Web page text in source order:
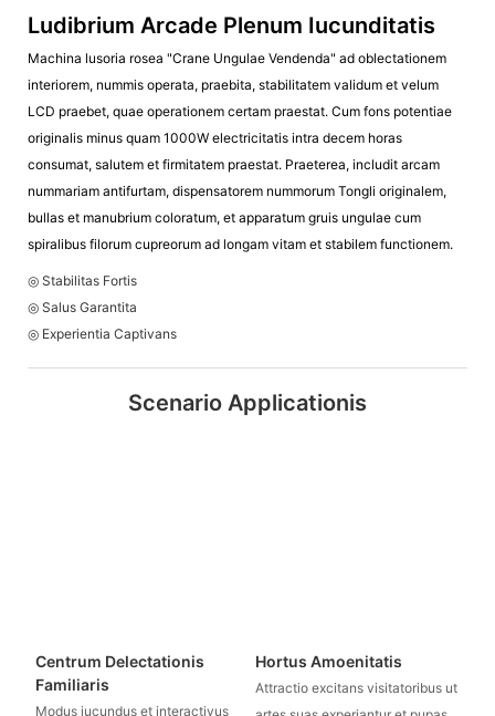
Ludibrium Arcade Plenum Iucunditatis
Machina lusoria rosea "Crane Ungulae Vendenda" ad oblectationem
interiorem, nummis operata, praebita, stabilitatem validum et velum
LCD praebet, quae operationem certam praestat. Cum fons potentiae
originalis minus quam 1000W electricitatis intra decem horas
consumat, salutem et firmitatem praestat. Praeterea, includit arcam
nummariam antifurtam, dispensatorem nummorum Tongli originalem,
bullas et manubrium coloratum, et apparatum gruis ungulae cum
spiralibus filorum cupreorum ad longam vitam et stabilem functionem.
◎ Stabilitas Fortis
◎ Salus Garantita
◎ Experientia Captivans
Scenario Applicationis
Centrum Delectationis
Familiaris
Modus iucundus et interactivus
Hortus Amoenitatis
Attractio excitans visitatoribus ut